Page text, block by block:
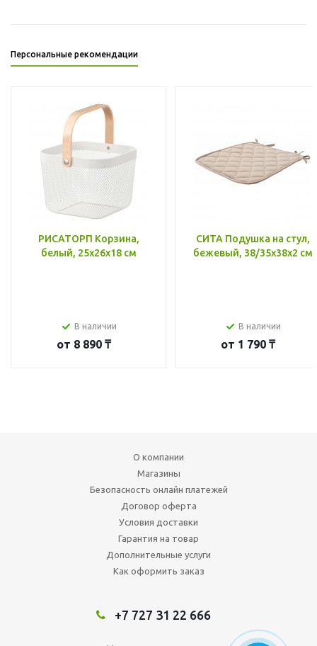
Персональные рекомендации
РИСАТОРП Корзина,
белый, 25x26x18 см
В наличии
от 8 890 ₸
СИТА Подушка на стул,
бежевый, 38/35x38x2 см
В наличии
от 1 790 ₸
О компании
Магазины
Безопасность онлайн платежей
Договор оферта
Условия доставки
Гарантия на товар
Дополнительные услуги
Как оформить заказ
+7 727 31 22 666